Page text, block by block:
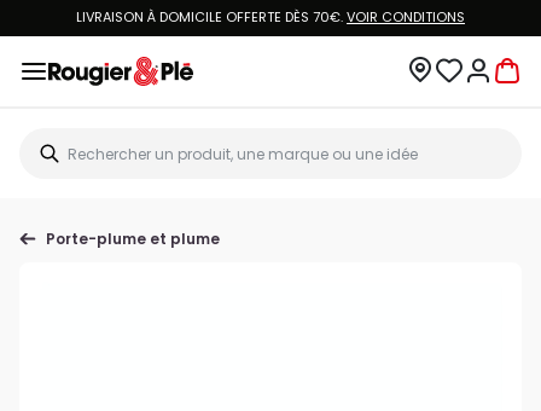
LIVRAISON À DOMICILE OFFERTE DÈS 70€.VOIR CONDITIONS
Porte-plume et plume